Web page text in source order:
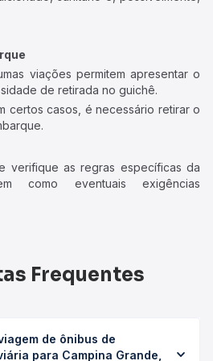
viações permitem apresentar o
de retirada no guichê.
certos casos, é necessário retirar o
verifique as regras específicas da
como eventuais exigências
Frequentes
de ônibus de
para Campina Grande,